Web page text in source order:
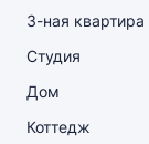
3-ная квартира
Студия
Дом
Коттедж